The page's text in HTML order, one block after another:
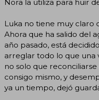
Nora la utiliza para huir
Luka no tiene muy claro
Ahora que ha salido del
año pasado, está
arreglar todo lo que una
no solo que
consigo mismo, y
ya un tiempo, dejó